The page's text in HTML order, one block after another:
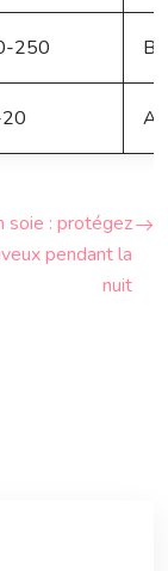
250
soie : protégez
pendant la
nuit